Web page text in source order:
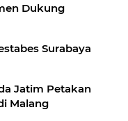
Dukung
Surabaya
Jatim Petakan
Malang